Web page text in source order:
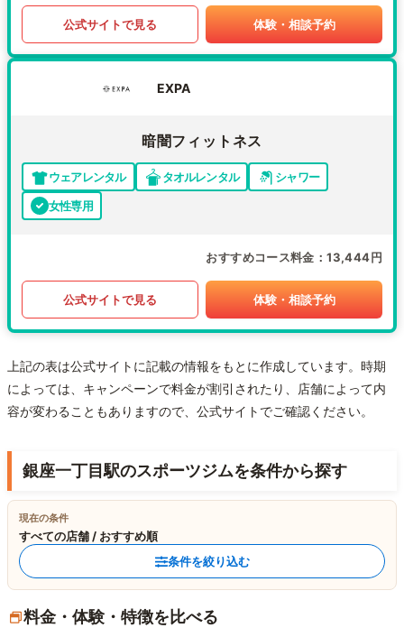
公式サイトで見る 体験・相談予約
EXPA
暗闇フィットネス
ウェアレンタル タオルレンタル
シャワー
女性専用
おすすめコース料金 13,444円
公式サイトで見る 体験・相談予約
上記の表は公式サイトに記載の情報をもとに作成しています。時期
によっては、キャンペーンで料金が割引されたり、店舗によって内
容が変わることもありますので、公式サイトでご確認ください。
銀座一丁目駅のスポーツジムを条件から探す
現在の条件
すべての店舗 / おすすめ順
条件を絞り込む
料金・体験・特徴を比べる